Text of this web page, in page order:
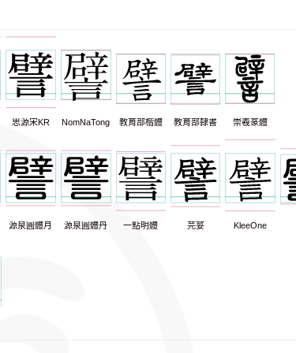
思源宋KR NomNaTong 教育部楷體 教育部隸書 崇羲篆體
源泉圓體月 源泉圓體丹 一點明體 芫荽 KleeOne